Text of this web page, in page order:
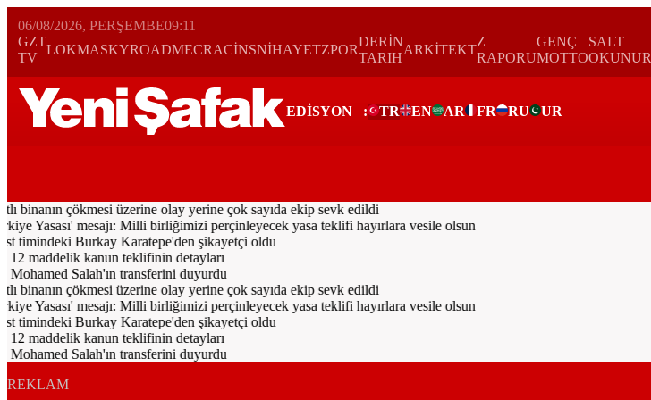
06/08/2026, PERŞEMBE09:11
GZT
TV
LOKMASKYROADMECRACİNSNİHAYETZPOR
DERİN
TARIH
ARKİTEKT
Z
RAPORU
GENÇ
MOTTO
SALT
OKUNUR
EDİSYON : TR EN AR FR RU UR
binanın çökmesi üzerine olay yerine çok sayıda ekip sevk edildi
Yasası' mesajı: Milli birliğimizi perçinleyecek yasa teklifi hayırlara vesile olsun
timindeki Burkay Karatepe'den şikayetçi oldu
maddelik kanun teklifinin detayları
Salah'ın transferini duyurdu
binanın çökmesi üzerine olay yerine çok sayıda ekip sevk edildi
Yasası' mesajı: Milli birliğimizi perçinleyecek yasa teklifi hayırlara vesile olsun
timindeki Burkay Karatepe'den şikayetçi oldu
maddelik kanun teklifinin detayları
Salah'ın transferini duyurdu
REKLAM